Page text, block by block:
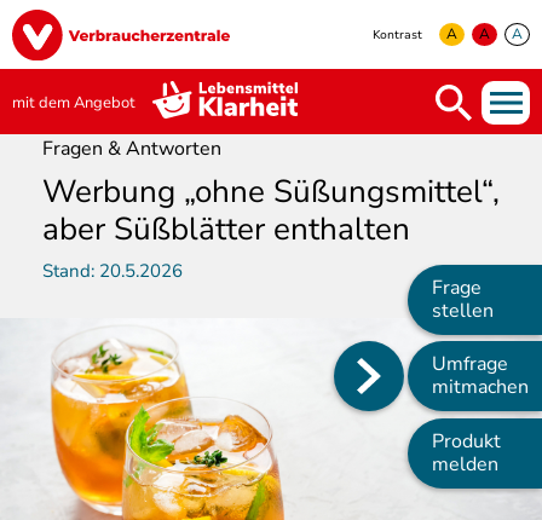
Direkt
zum
Inhalt
Image
Kontrast A A A
mit dem Angebot
Main
navigation
Frage
stellen
Umfrage
mitmachen
Produkt
melden
Fragen & Antworten
Werbung „ohne Süßungsmittel“,
aber Süßblätter enthalten
Stand: 20.5.2026